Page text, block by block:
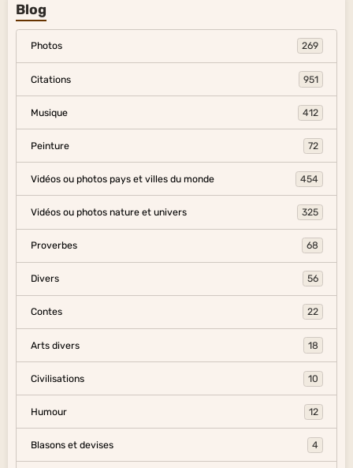
Blog
Photos 269
Citations 951
Musique 412
Peinture 72
Vidéos ou photos pays et villes du monde 454
Vidéos ou photos nature et univers 325
Proverbes 68
Divers 56
Contes 22
Arts divers 18
Civilisations 10
Humour 12
Blasons et devises 4